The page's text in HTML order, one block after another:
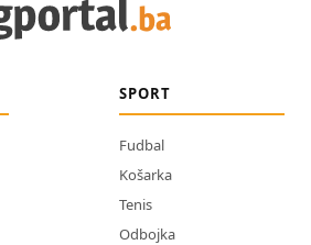
SPORT
Fudbal
Košarka
Tenis
Odbojka